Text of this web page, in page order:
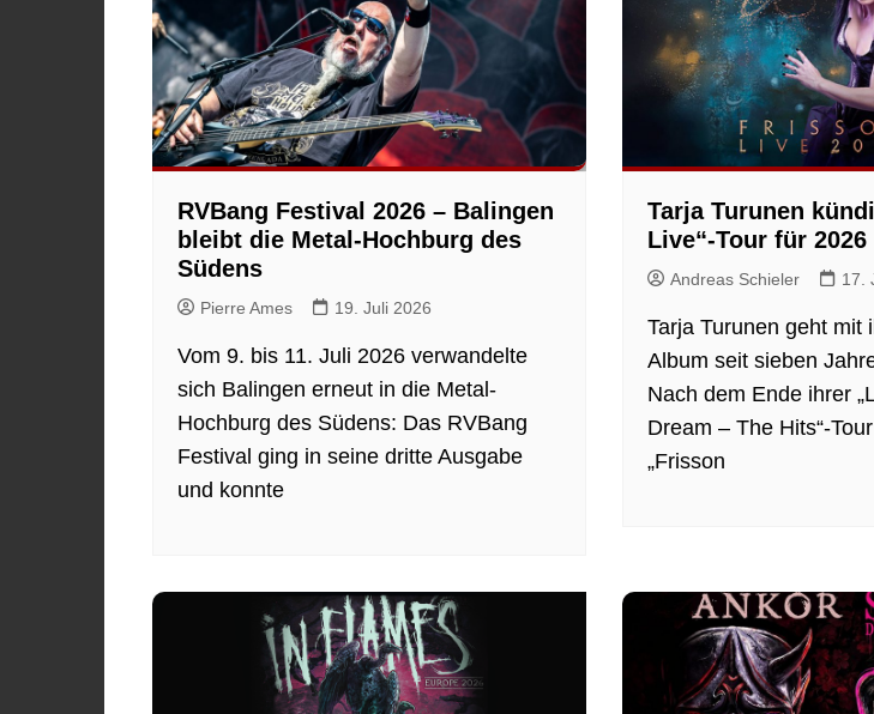
RVBang Festival 2026 – Balingen
bleibt die Metal-Hochburg des
Südens
Pierre Ames 19. Juli 2026
Vom 9. bis 11. Juli 2026 verwandelte
sich Balingen erneut in die Metal-
Hochburg des Südens: Das RVBang
Festival ging in seine dritte Ausgabe
und konnte
Tarja Turunen
Live“-Tour für 2026
Andreas Schieler 17.
Tarja Turunen geht mit
Album seit sieben
Nach dem Ende ihrer
Dream – The Hits“-
„Frisson